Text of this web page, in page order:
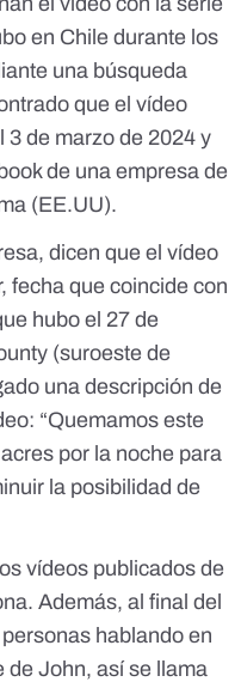
en Chile durante los
una búsqueda
que el vídeo
3 de marzo de 2024 y
de una empresa de
(EE.UU).
dicen que el vídeo
fecha que coincide con
hubo el 27 de
(suroeste de
una descripción de
“Quemamos este
por la noche para
la posibilidad de
vídeos publicados de
Además, al final del
hablando en
de John, así se llama